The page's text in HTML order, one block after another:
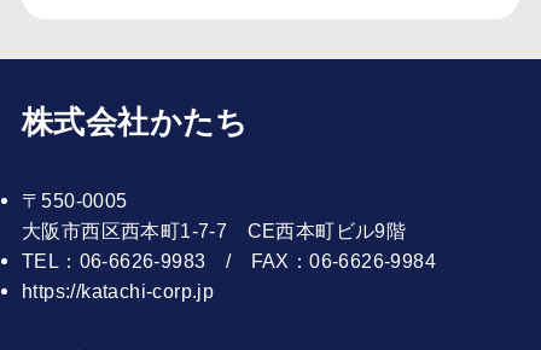
株式会社かたち
〒550-0005
大阪市西区西本町1-7-7 CE西本町ビル9階
TEL：06-6626-9983 / FAX：06-6626-9984
https://katachi-corp.jp